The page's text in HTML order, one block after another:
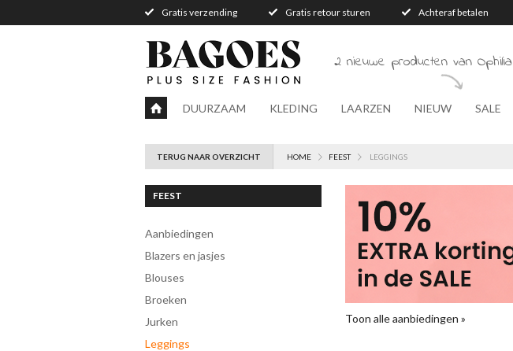
Gratis verzending Gratis retour sturen Achteraf betalen
2 nieuwe producten van Ophilia
DUURZAAM KLEDING LAARZEN NIEUW SALE
TERUG NAAR OVERZICHT HOME FEEST LEGGINGS
FEEST
Aanbiedingen
Blazers en jasjes
Blouses
Broeken
Jurken
Leggings
Toon alle aanbiedingen »